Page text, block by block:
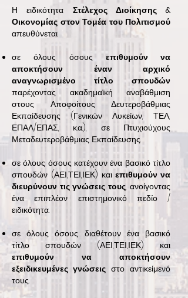
Η ειδικότητα Στέλεχος Διοίκησης &
Οικονομίας στον Τομέα του Πολιτισμού
απευθύνεται:
σε όλους όσους επιθυμούν να
αποκτήσουν έναν αρχικό
αναγνωρισμένο τίτλο σπουδών
παρέχοντας ακαδημαϊκή αναβάθμιση
στους Αποφοίτους Δευτεροβάθμιας
Εκπαίδευσης (Γενικών Λυκείων, ΤΕΛ,
ΕΠΑΛ/ΕΠΑΣ, κ.α.), σε Πτυχιούχους
Μεταδευτεροβάθμιας Εκπαίδευσης.
σε όλους όσους κατέχουν ένα βασικό τίτλο
σπουδών (ΑΕΙ,ΤΕΙ,ΙΕΚ) καιεπιθυμούν να
διευρύνουν τις γνώσεις τους, ανοίγοντας
ένα επιπλέον επιστημονικό πεδίο /
ειδικότητα.
σε όλους όσους διαθέτουν ένα βασικό
τίτλο σπουδών (ΑΕΙ,ΤΕΙ,ΙΕΚ) και
επιθυμούν να αποκτήσουν
εξειδικευμένες γνώσεις στο αντικείμενό
τους.